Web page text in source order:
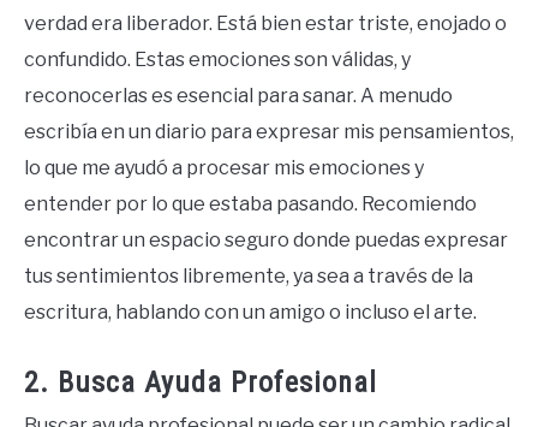
verdad era liberador. Está bien estar triste, enojado o
confundido. Estas emociones son válidas, y
reconocerlas es esencial para sanar. A menudo
escribía en un diario para expresar mis pensamientos,
lo que me ayudó a procesar mis emociones y
entender por lo que estaba pasando. Recomiendo
encontrar un espacio seguro donde puedas expresar
tus sentimientos libremente, ya sea a través de la
escritura, hablando con un amigo o incluso el arte.
2. Busca Ayuda Profesional